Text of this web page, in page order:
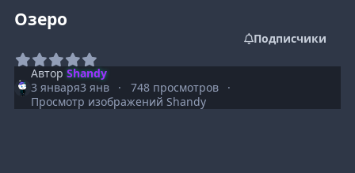
Озеро
Подписчики
АвторShandy
3 января3 янв
748 просмотров
Просмотр изображений Shandy